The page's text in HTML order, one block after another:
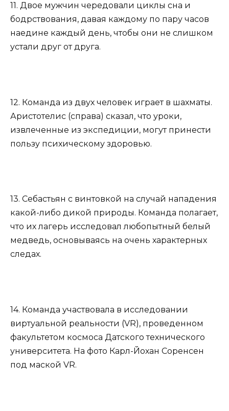
11. Двое мужчин чередовали циклы сна и
бодрствования, давая каждому по пару часов
наедине каждый день, чтобы они не слишком
устали друг от друга.
12. Команда из двух человек играет в шахматы.
Аристотелис (справа) сказал, что уроки,
извлеченные из экспедиции, могут принести
пользу психическому здоровью.
13. Себастьян с винтовкой на случай нападения
какой-либо дикой природы. Команда полагает,
что их лагерь исследовал любопытный белый
медведь, основываясь на очень характерных
следах.
14. Команда участвовала в исследовании
виртуальной реальности (VR), проведенном
факультетом космоса Датского технического
университета. На фото Карл-Йохан Соренсен
под маской VR.